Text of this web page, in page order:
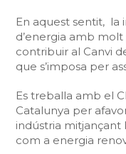
En aquest sentit, la
d’energia amb
contribuir al Canvi
que s’imposa per
Es treballa amb el
Catalunya per
indústria mitjançant
com a energia